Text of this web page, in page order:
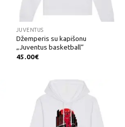
JUVENTUS
Džemperis su kapišonu
„Juventus basketball“
45.00€